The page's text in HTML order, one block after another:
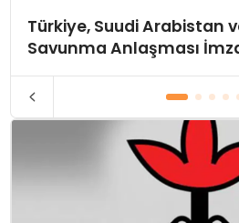
Türkiye, Suudi Arabistan
Savunma Anlaşması